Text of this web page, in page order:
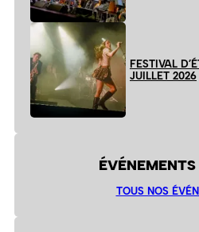
FESTIVAL
JUILLET 2026
TOUS NOS